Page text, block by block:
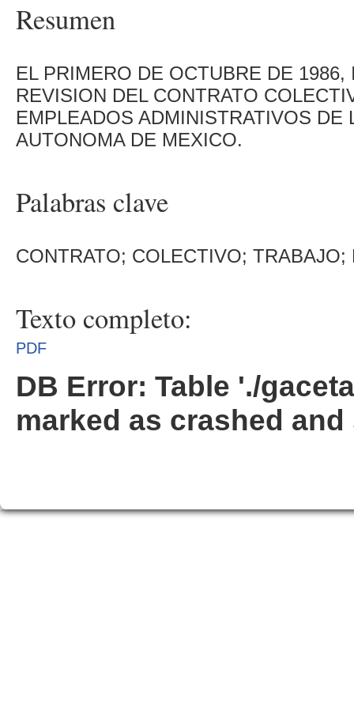
Resumen
EL PRIMERO DE OCTUBRE DE
REVISION DEL CONTRATO
EMPLEADOS ADMINISTRATIVOS DE
AUTONOMA DE MEXICO.
Palabras clave
CONTRATO; COLECTIVO; TRABAJO;
Texto completo:
PDF
DB Error: Table './
marked as crashed